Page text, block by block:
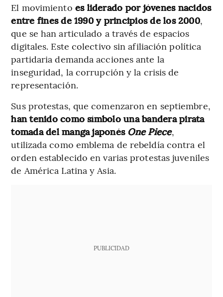
El movimiento es liderado por jóvenes nacidos
entre fines de 1990 y principios de los 2000,
que se han articulado a través de espacios
digitales. Este colectivo sin afiliación política
partidaria demanda acciones ante la
inseguridad, la corrupción y la crisis de
representación.
Sus protestas, que comenzaron en septiembre,
han tenido como símbolo una bandera pirata
tomada del manga japonés One Piece,
utilizada como emblema de rebeldía contra el
orden establecido en varias protestas juveniles
de América Latina y Asia.
PUBLICIDAD